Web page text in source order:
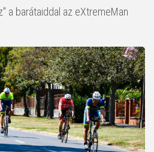
a barátaiddal az eXtremeMan